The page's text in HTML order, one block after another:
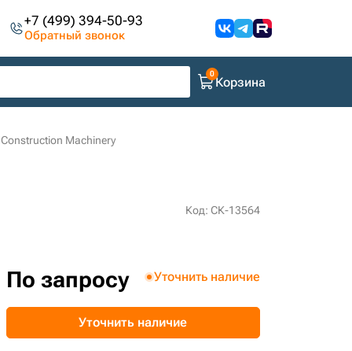
+7 (499) 394-50-93
Обратный звонок
Корзина
Machinery
Код: СК-13564
По запросу Уточнить наличие
Уточнить наличие